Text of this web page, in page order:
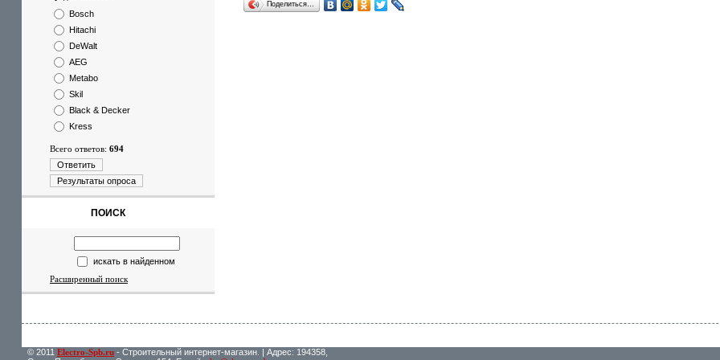
Bosch
Hitachi
DeWalt
AEG
Metabo
Skil
Black & Decker
Kress
Всего ответов: 694
Ответить
Результаты опроса
ПОИСК
искать в найденном
Расширенный поиск
Поделиться…
© 2011 Electro-Spb.ru - Строительный интернет-магазин. | Адрес: 194358,